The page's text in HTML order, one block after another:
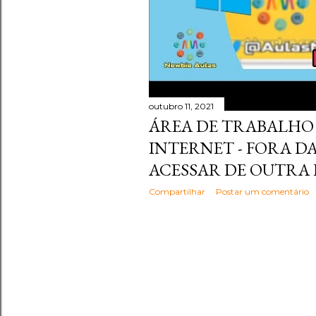
outubro 11, 2021
ÁREA DE
INTERNET - FORA
ACESSAR DE OUTRA
Compartilhar Postar um comentário